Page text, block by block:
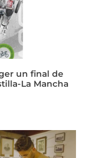
un final de
La Mancha